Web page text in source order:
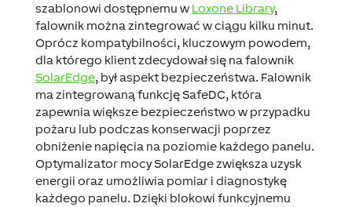
szablonowi dostępnemu w Loxone Library,
falownik można zintegrować w ciągu kilku minut.
Oprócz kompatybilności, kluczowym powodem,
dla którego klient zdecydował się na falownik
SolarEdge, był aspekt bezpieczeństwa. Falownik
ma zintegrowaną funkcję SafeDC, która
zapewnia większe bezpieczeństwo w przypadku
pożaru lub podczas konserwacji poprzez
obniżenie napięcia na poziomie każdego panelu.
Optymalizator mocy SolarEdge zwiększa uzysk
energii oraz umożliwia pomiar i diagnostykę
każdego panelu. Dzięki blokowi funkcyjnemu